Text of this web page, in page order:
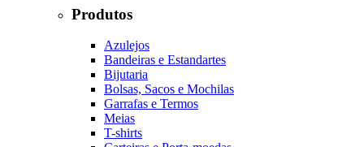
Produtos
Azulejos
Bandeiras e Estandartes
Bijutaria
Bolsas, Sacos e Mochilas
Garrafas e Termos
Meias
T-shirts